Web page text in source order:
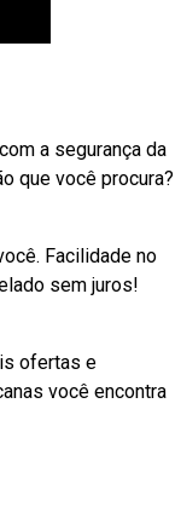
a segurança da
que você procura?
Facilidade no
sem juros!
ofertas e
você encontra